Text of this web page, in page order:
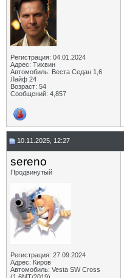
Регистрация: 04.01.2024
Адрес: Тихвин
Автомобиль: Веста Седан 1,6
Лайф 24
Возраст: 54
Сообщений: 4,857
10.11.2025, 12:27
sereno
Продвинутый
Регистрация: 27.09.2024
Адрес: Киров
Автомобиль: Vesta SW Cross